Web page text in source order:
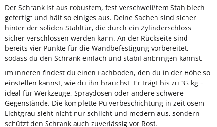
Der Schrank ist aus robustem, fest verschweißtem Stahlblech
gefertigt und hält so einiges aus. Deine Sachen sind sicher
hinter der soliden Stahltür, die durch ein Zylinderschloss
sicher verschlossen werden kann. An der Rückseite sind
bereits vier Punkte für die Wandbefestigung vorbereitet,
sodass du den Schrank einfach und stabil anbringen kannst.
Im Inneren findest du einen Fachboden, den du in der Höhe so
einstellen kannst, wie du ihn brauchst. Er trägt bis zu 35 kg –
ideal für Werkzeuge, Spraydosen oder andere schwere
Gegenstände. Die komplette Pulverbeschichtung in zeitlosem
Lichtgrau sieht nicht nur schlicht und modern aus, sondern
schützt den Schrank auch zuverlässig vor Rost.